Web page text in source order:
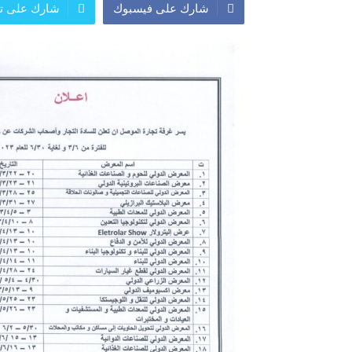
المعرض الدولي للاحذية
شارك على فيسبوك شارك على